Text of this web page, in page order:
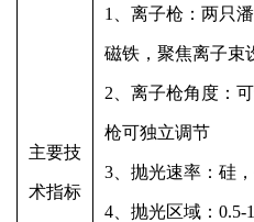
主要技
术指标
1 、离子枪：两只
磁铁，聚焦离子束
2 、离子枪角度：可
枪可独立调节
3 、抛光速率：硅
4 、抛光区域： 0.5-